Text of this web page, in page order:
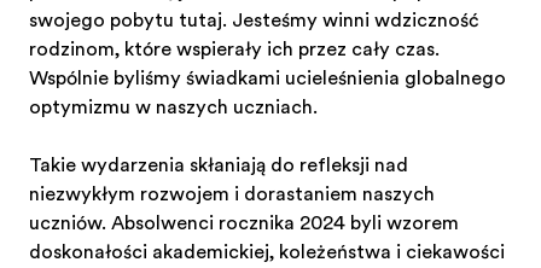
swojego pobytu tutaj. Jesteśmy winni wdzięczność
rodzinom, które wspierały ich przez cały czas.
Wspólnie byliśmy świadkami ucieleśnienia globalnego
optymizmu w naszych uczniach.
Takie wydarzenia skłaniają do refleksji nad
niezwykłym rozwojem i dorastaniem naszych
uczniów. Absolwenci rocznika 2024 byli wzorem
doskonałości akademickiej, koleżeństwa i ciekawości